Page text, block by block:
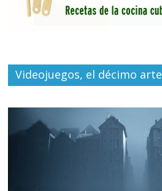
Videojuegos, el décimo arte